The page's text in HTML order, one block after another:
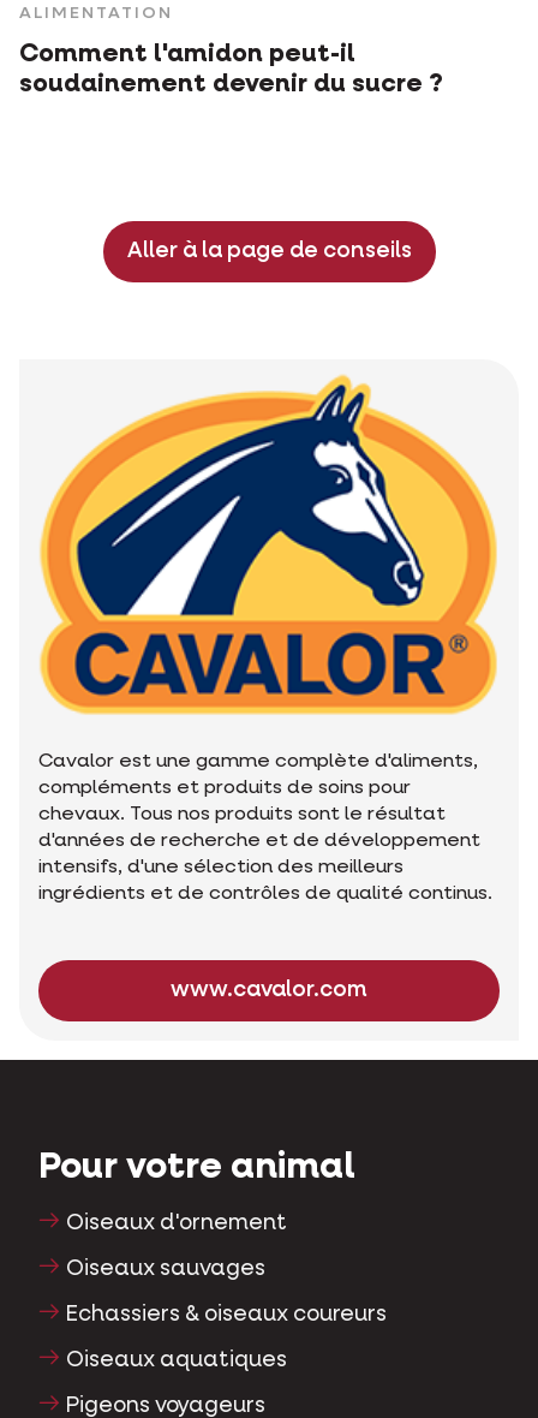
ALIMENTATION
Comment l'amidon peut-il
soudainement devenir du sucre ?
Aller à la page de conseils
Cavalor est une gamme complète d'aliments,
compléments et produits de soins pour
chevaux. Tous nos produits sont le résultat
d'années de recherche et de développement
intensifs, d'une sélection des meilleurs
ingrédients et de contrôles de qualité continus.
www.cavalor.com
Pour votre animal
Oiseaux d'ornement
Oiseaux sauvages
Echassiers & oiseaux coureurs
Oiseaux aquatiques
Pigeons voyageurs